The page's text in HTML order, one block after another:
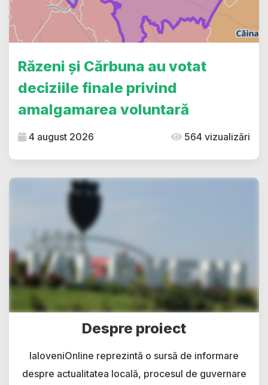
Răzeni și Cărbuna au votat
deciziile finale privind
amalgamarea voluntară
4 august 2026 564 vizualizări
Despre proiect
IaloveniOnline reprezintă o sursă de informare
despre actualitatea locală, procesul de guvernare